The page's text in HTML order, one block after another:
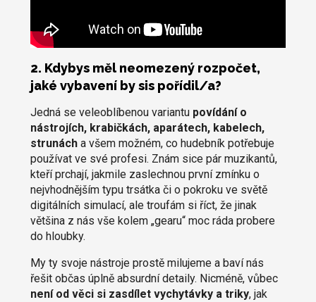
2. Kdybys měl neomezený rozpočet,
jaké vybavení by sis pořídil/a?
Jedná se veleoblíbenou variantu povídání o
nástrojích, krabičkách, aparátech, kabelech,
strunácha všem možném, co hudebník potřebuje
používat ve své profesi. Znám sice pár muzikantů,
kteří prchají, jakmile zaslechnou první zmínku o
nejvhodnějším typu trsátka či o pokroku ve světě
digitálních simulací, ale troufám si říct, že jinak
většina z nás vše kolem „gearu“ moc ráda probere
do hloubky.
My ty svoje nástroje prostě milujeme a baví nás
řešit občas úplně absurdní detaily. Nicméně, vůbec
není od věci si zasdílet vychytávky a triky, jak